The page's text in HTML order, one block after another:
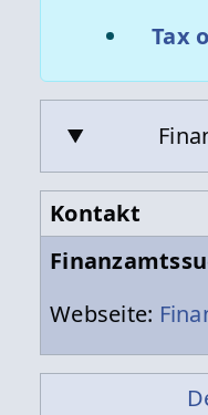
Tax
Kontakt
Webseite: